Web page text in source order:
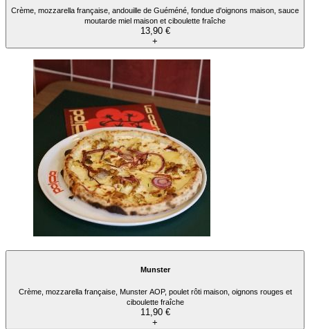
Crème, mozzarella française, andouille de Guéméné, fondue d'oignons maison, sauce
moutarde miel maison et ciboulette fraîche
13,90 €
+
Munster
Crème, mozzarella française, Munster AOP, poulet rôti maison, oignons rouges et
ciboulette fraîche
11,90 €
+